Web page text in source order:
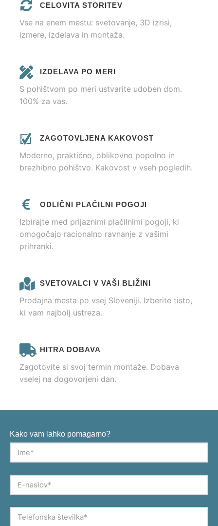
CELOVITA STORITEV
Vse na enem mestu: svetovanje, 3D izrisi,
izmere, izdelava in montaža.
IZDELAVA PO MERI
S pohištvom po meri ustvarite udoben dom.
100% za vas.
ZAGOTOVLJENA KAKOVOST
Moderno, praktično, oblikovno popolno in
brezhibno pohištvo. Kakovost v vseh pogledih.
ODLIČNI PLAČILNI POGOJI
Izbirajte med prijaznimi plačilnimi pogoji, ki
omogočajo racionalno ravnanje z vašimi
prihranki.
SVETOVALCI V VAŠI BLIŽINI
Prodajna mesta po vsej Sloveniji. Izberite tisto,
ki vam najbolj ustreza.
HITRA DOBAVA
Zagotovite si svoj termin montaže. Dobava
vselej na dogovorjeni dan.
Kako vam lahko pomagamo?